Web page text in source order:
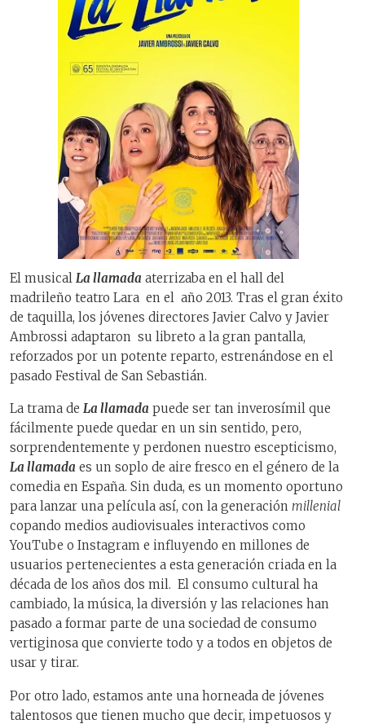
El musical La llamada aterrizaba en el hall del
madrileño teatro Lara en el año 2013. Tras el gran éxito
de taquilla, los jóvenes directores Javier Calvo y Javier
Ambrossi adaptaron su libreto a la gran pantalla,
reforzados por un potente reparto, estrenándose en el
pasado Festival de San Sebastián.
La trama de La llamada puede ser tan inverosímil que
fácilmente puede quedar en un sin sentido, pero,
sorprendentemente y perdonen nuestro escepticismo,
La llamada es un soplo de aire fresco en el género de la
comedia en España. Sin duda, es un momento oportuno
para lanzar una película así, con la generación millenial
copando medios audiovisuales interactivos como
YouTube o Instagram e influyendo en millones de
usuarios pertenecientes a esta generación criada en la
década de los años dos mil. El consumo cultural ha
cambiado, la música, la diversión y las relaciones han
pasado a formar parte de una sociedad de consumo
vertiginosa que convierte todo y a todos en objetos de
usar y tirar.
Por otro lado, estamos ante una horneada de jóvenes
talentosos que tienen mucho que decir, impetuosos y